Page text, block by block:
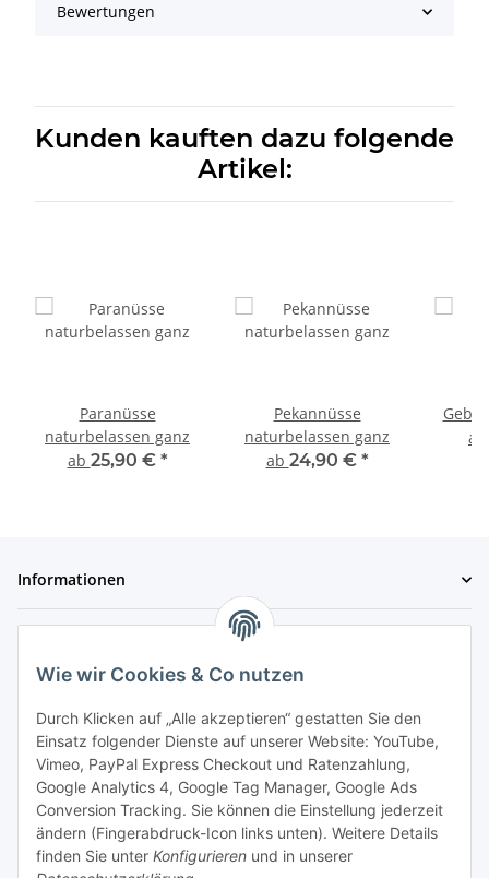
Wie wir Cookies & Co nutzen
Durch Klicken auf „Alle akzeptieren“ gestatten Sie den
Einsatz folgender Dienste auf unserer Website: YouTube,
Vimeo, PayPal Express Checkout und Ratenzahlung,
Google Analytics 4, Google Tag Manager, Google Ads
Conversion Tracking. Sie können die Einstellung jederzeit
ändern (Fingerabdruck-Icon links unten). Weitere Details
finden Sie unter Konfigurieren und in unserer
Bewertungen
Kunden kauften dazu folgende
Artikel:
Paranüsse
naturbelassen ganz
ab 25,90 € *
Pekannüsse
naturbelassen ganz
ab 24,90 € *
Informationen